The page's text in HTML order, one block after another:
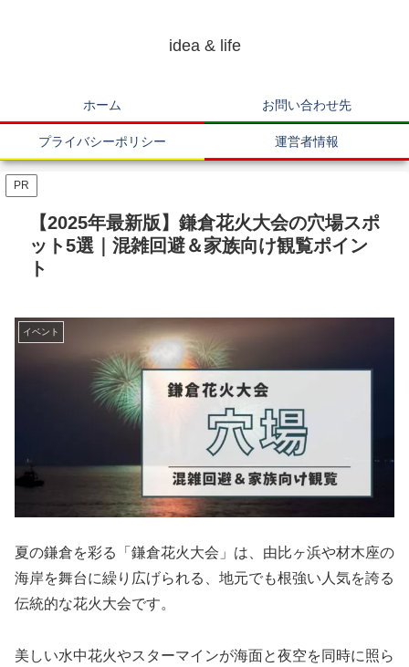
idea & life
ホーム お問い合わせ先
プライバシーポリシー 運営者情報
PR
【2025年最新版】鎌倉花火大会の穴場スポ
ット5選｜混雑回避＆家族向け観覧ポイン
ト
イベント
夏の鎌倉を彩る「鎌倉花火大会」は、由比ヶ浜や材木座の
海岸を舞台に繰り広げられる、地元でも根強い人気を誇る
伝統的な花火大会です。
美しい水中花火やスターマインが海面と夜空を同時に照ら